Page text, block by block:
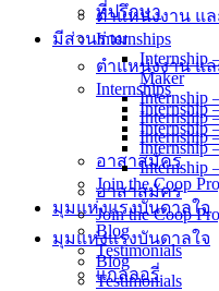
ที่ปรึกษา
มีส่วนร่วม
ตำแหน่งงาน แ
Internships
Internship
Internship
Internship
Internship
อาสาสมัคร
Join the Coop
มุมแห่งแรงบันดาลใจ
Blog
Testimonials
ตำแหน่งงาน แ
Internships
Internship
Maker
Internship
Internship
Internship
อาสาสมัคร
Join the Coop
มุมแห่งแรงบันดาลใจ
Blog
Testimonials
แกลลอรี่